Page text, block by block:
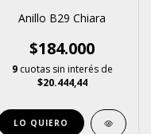
Anillo B29 Chiara
$184.000
9 cuotas sin interés de
$20.444,44
LO QUIERO